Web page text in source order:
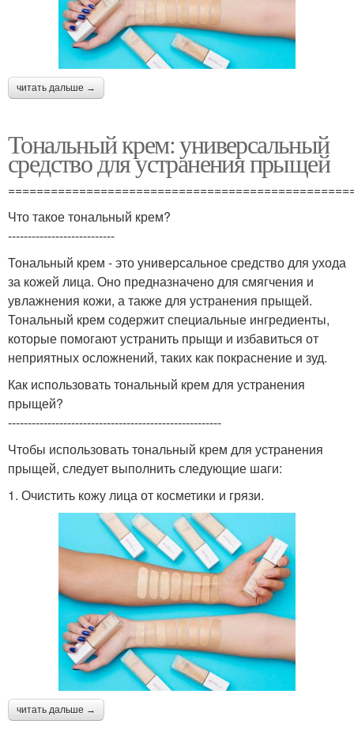
читать дальше →
Тональный крем: универсальный
средство для устранения прыщей
Что такое тональный крем?
---------------------------
Тональный крем - это универсальное средство для ухода
за кожей лица. Оно предназначено для смягчения и
увлажнения кожи, а также для устранения прыщей.
Тональный крем содержит специальные ингредиенты,
которые помогают устранить прыщи и избавиться от
неприятных осложнений, таких как покраснение и зуд.
Как использовать тональный крем для устранения
прыщей?
------------------------------------------------------
Чтобы использовать тональный крем для устранения
прыщей, следует выполнить следующие шаги:
1. Очистить кожу лица от косметики и грязи.
читать дальше →